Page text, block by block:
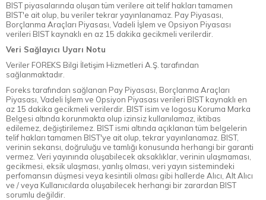
BIST piyasalarında oluşan tüm verilere ait telif hakları tamamen
BIST'e ait olup, bu veriler tekrar yayınlanamaz. Pay Piyasası,
Borçlanma Araçları Piyasası, Vadeli İşlem ve Opsiyon Piyasası
verileri BIST kaynaklı en az 15 dakika gecikmeli verilerdir.
Veri Sağlayıcı Uyarı Notu
Veriler FOREKS Bilgi İletişim Hizmetleri A.Ş. tarafından
sağlanmaktadır.
Foreks tarafından sağlanan Pay Piyasası, Borçlanma Araçları
Piyasası, Vadeli İşlem ve Opsiyon Piyasası verileri BIST kaynaklı en
az 15 dakika gecikmeli verilerdir. BIST isim ve logosu Koruma Marka
Belgesi altında korunmakta olup izinsiz kullanılamaz, iktibas
edilemez, değiştirilemez. BIST ismi altında açıklanan tüm belgelerin
telif hakları tamamen BIST'ye ait olup, tekrar yayınlanamaz. BIST,
verinin sekansı, doğruluğu ve tamlığı konusunda herhangi bir garanti
vermez. Veri yayınında oluşabilecek aksaklıklar, verinin ulaşmaması,
gecikmesi, eksik ulaşması, yanlış olması, veri yayın sistemindeki
perfomansın düşmesi veya kesintili olması gibi hallerde Alıcı, Alt Alıcı
ve / veya Kullanıcılarda oluşabilecek herhangi bir zarardan BIST
sorumlu değildir.